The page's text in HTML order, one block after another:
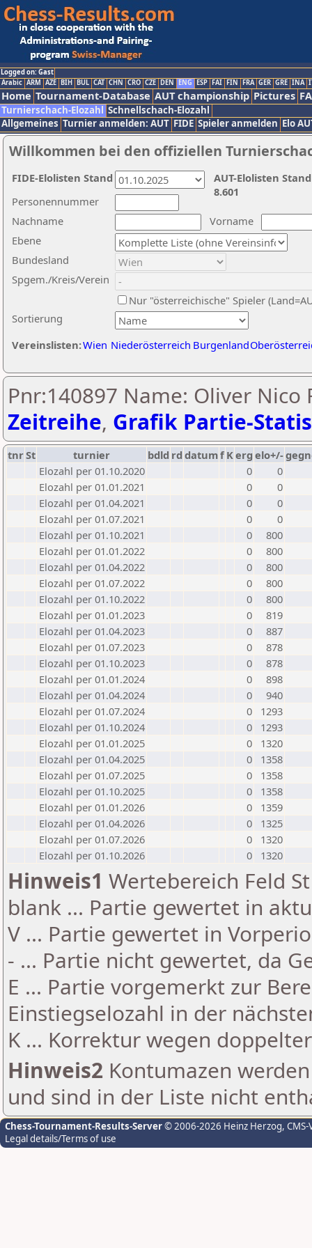
Logged on: Gast
Arabic ARM AZE BIH BUL CAT CHN CRO CZE DEN ENG ESP FAI FIN FRA GER GRE INA
Home Tournament-Database AUT championship Pictures
Turnierschach-Elozahl Schnellschach-Elozahl
Allgemeines Turnier anmelden: AUT FIDE Spieler anmelden Elo
Willkommen bei den offiziellen
Nachname
Vorname
Ebene
Sortierung
Personennummer
Bundesland
Spgem./Kreis/Verein
Nur "österreichische" Spieler
Vereinslisten:Wien Niederösterreich Burgenland
AUT-Elolisten
8.601
FIDE-Elolisten Stand
Pnr:140897 Name: Oliver Nico
Zeitreihe, Grafik Partie-
tnrSt turnier bdld rd datumf Kerg elo+/-
Elozahl per 01.10.2020
0
0
Elozahl per 01.01.2021
0
0
Elozahl per 01.04.2021
0
0
Elozahl per 01.07.2021
0
0
Elozahl per 01.10.2021
0
800
Elozahl per 01.01.2022
0
800
Elozahl per 01.04.2022
0
800
Elozahl per 01.07.2022
0
800
Elozahl per 01.10.2022
0
800
Elozahl per 01.01.2023
0
819
Elozahl per 01.04.2023
0
887
Elozahl per 01.07.2023
0
878
Elozahl per 01.10.2023
0
878
Elozahl per 01.01.2024
0
898
Elozahl per 01.04.2024
0
940
Elozahl per 01.07.2024
0
1293
Elozahl per 01.10.2024
0
1293
Elozahl per 01.01.2025
0
1320
Elozahl per 01.04.2025
0
1358
Elozahl per 01.07.2025
0
1358
Elozahl per 01.10.2025
0
1358
Elozahl per 01.01.2026
0
1359
Elozahl per 01.04.2026
0
1325
Elozahl per 01.07.2026
0
1320
Elozahl per 01.10.2026
0 1320
Hinweis1 Wertebereich Feld
blank ... Partie gewertet in
V ... Partie gewertet in
- ... Partie nicht gewertet, da
E ... Partie vorgemerkt zur
Einstiegselozahl in der
K ... Korrektur wegen
Hinweis2 Kontumazen
und sind in der Liste nicht
Chess-Tournament-Results-Server© 2006-2026 Heinz Herzog,
Legal details/Terms of use